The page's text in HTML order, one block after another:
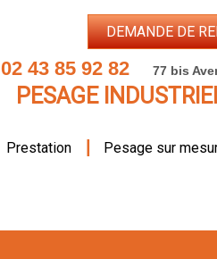
DEMANDE DE
02 43 85 92 82 77 bis
PESAGE
Prestation Pesage sur